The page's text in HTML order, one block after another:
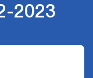
2023